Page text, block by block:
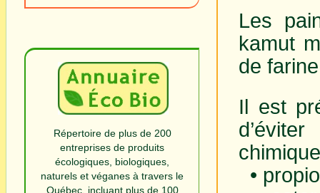
Répertoire de plus de 200
entreprises de produits
écologiques, biologiques,
naturels et véganes à travers le
Québec, incluant plus de 100
Les
kamut
de
Il est
•